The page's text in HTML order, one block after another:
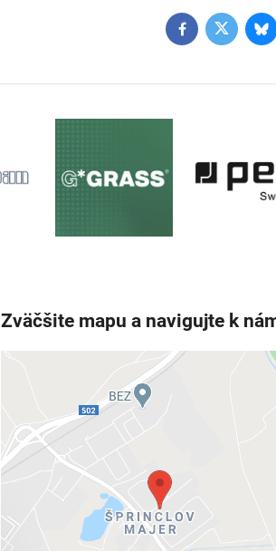
FacebookTwitter
Zväčšite mapu a navigujte k
Externý obsah je blokovaný
Prajete si načítať externý obsah?
Povoliť tentokrát